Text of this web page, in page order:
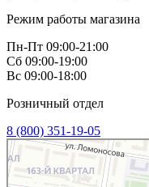
Режим работы магазина
Пн-Пт 09:00-21:00
Сб 09:00-19:00
Вс 09:00-18:00
Розничный отдел
8 (800) 351-19-05